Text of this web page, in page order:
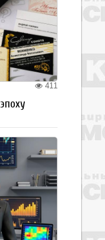
411